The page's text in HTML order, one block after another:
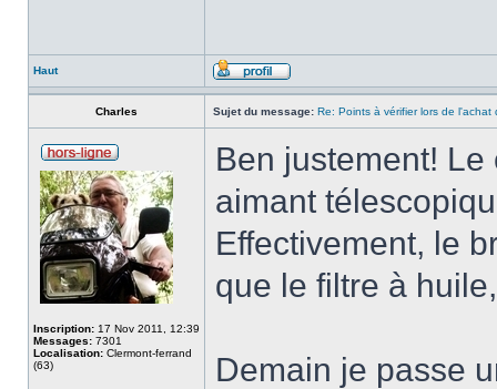
Haut
Charles Sujet du message: Re: Points à vérifier lors de l'achat
Inscription: 17 Nov 2011, 12:39
Messages: 7301
Localisation: Clermont-ferrand
(63)
Ben justement!
aimant
Effectivement, le
que le filtre à
Demain je passe